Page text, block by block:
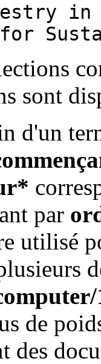
for
sont
d'un
par
utilisé
de
des